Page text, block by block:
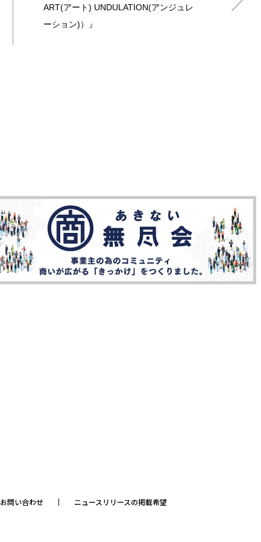
ART(アート) UNDULATION(アンジュレ
ーション)）』
お問い合わせ ニュースリリースの掲載希望